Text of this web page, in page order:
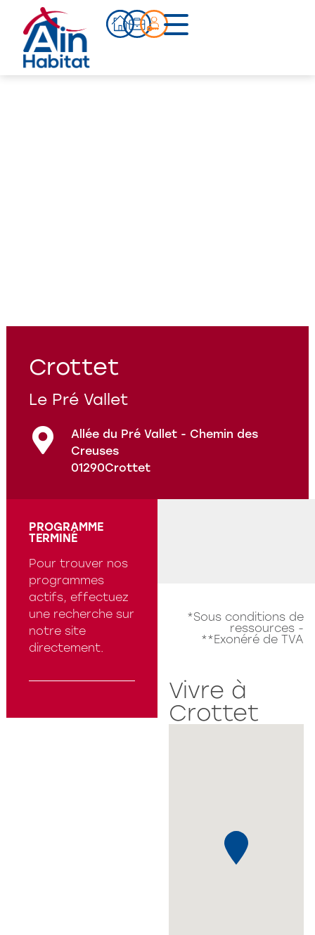
Programmes en cours
Questions fréquentes
Crottet
Le Pré Vallet
Allée du Pré Vallet - Chemin des
Creuses
01290Crottet
PROGRAMME
TERMINÉ
Pour trouver nos
programmes
actifs, effectuez
une recherche sur
notre site
directement.
*Sous conditions de
ressources -
**Exonéré de TVA
Vivre à
Crottet